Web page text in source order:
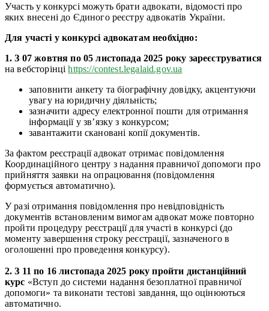
Участь у конкурсі можуть брати адвокати, відомості про
яких внесені до Єдиного реєстру адвокатів України.
Для участі у конкурсі адвокатам необхідно:
1. З 07 жовтня по 05 листопада 2025 року зареєструватися
на вебсторінціhttps://contest.legalaid.gov.ua
заповнити анкету та біографічну довідку, акцентуючи
увагу на юридичну діяльність;
зазначити адресу електронної пошти для отримання
інформації у зв’язку з конкурсом;
завантажити скановані копії документів.
За фактом реєстрації адвокат отримає повідомлення
Координаційного центру з надання правничої допомоги про
прийняття заявки на опрацювання (повідомлення
формується автоматично).
У разі отримання повідомлення про невідповідність
документів встановленим вимогам адвокат може повторно
пройти процедуру реєстрації для участі в конкурсі (до
моменту завершення строку реєстрації, зазначеного в
оголошенні про проведення конкурсу).
2. З 11 по 16 листопада 2025 року пройти дистанційний
курс «Вступ до системи надання безоплатної правничої
допомоги» та виконати тестові завдання, що оцінюються
автоматично.